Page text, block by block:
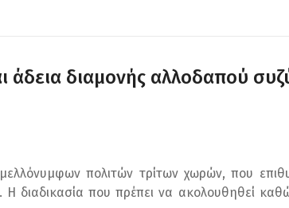
άδεια διαμονής αλλοδαπού
πολιτών τρίτων χωρών, που
Η διαδικασία που πρέπει να ακολουθηθεί